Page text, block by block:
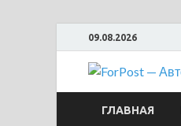
09.08.2026
ГЛАВНАЯ